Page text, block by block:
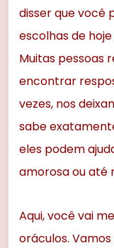
disser que você
escolhas de
Muitas pessoas
encontrar
vezes, nos
sabe
eles podem
amorosa ou até
Aqui, você vai
oráculos.